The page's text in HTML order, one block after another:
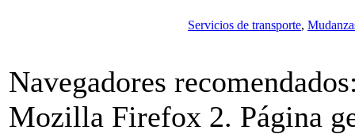
Servicios de transporte,
Navegadores
Mozilla Firefox 2. Página